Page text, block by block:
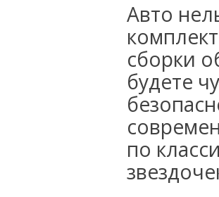
Авто
сборки
будете
по